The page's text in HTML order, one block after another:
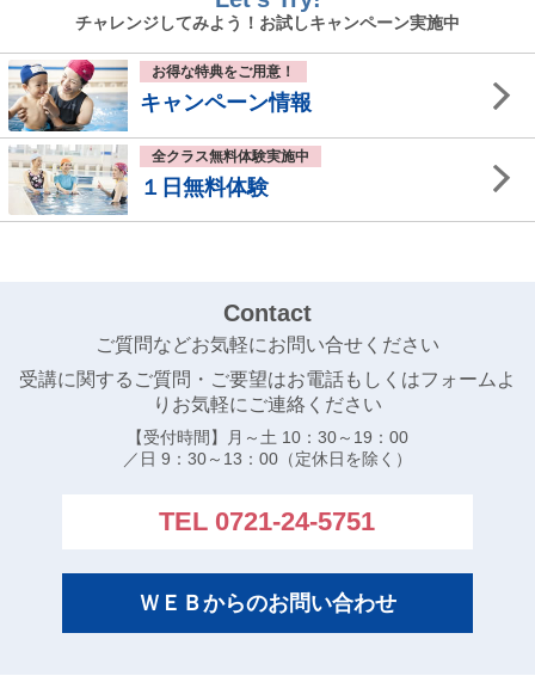
チャレンジしてみよう！お試しキャンペーン実施中
お得な特典をご用意！
キャンペーン情報
全クラス無料体験実施中
１日無料体験
Contact
ご質問などお気軽にお問い合せください
受講に関するご質問・ご要望はお電話もしくはフォームよ
りお気軽にご連絡ください
【受付時間】月～土 10：30～19：00
／日 9：30～13：00（定休日を除く）
TEL 0721-24-5751
ＷＥＢからのお問い合わせ